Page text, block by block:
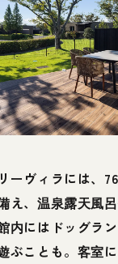
市）のペット
ランチ・観光
する際の持ち
はペットと泊
ーヴィラには、
え、温泉露天風
内にはドッグラ
ぶことも。客室